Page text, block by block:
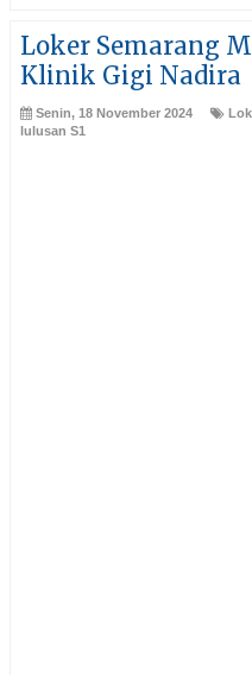
Loker Semarang
Klinik Gigi Nadira
Senin, 18 November 2024
lulusan S1